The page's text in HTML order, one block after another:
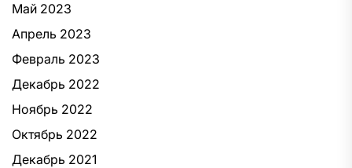
Май 2023
Апрель 2023
Февраль 2023
Декабрь 2022
Ноябрь 2022
Октябрь 2022
Декабрь 2021